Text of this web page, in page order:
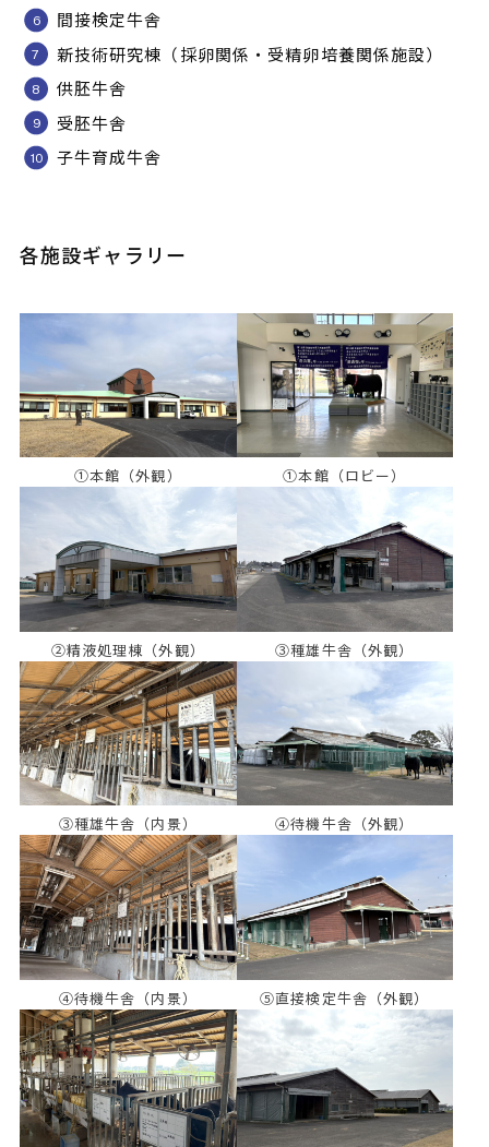
間接検定牛舎
新技術研究棟（採卵関係・受精卵培養関係施設）
供胚牛舎
受胚牛舎
子牛育成牛舎
各施設ギャラリー
①本館（外観） ①本館（ロビー）
②精液処理棟（外観） ③種雄牛舎（外観）
③種雄牛舎（内景） ④待機牛舎（外観）
④待機牛舎（内景） ⑤直接検定牛舎（外観）